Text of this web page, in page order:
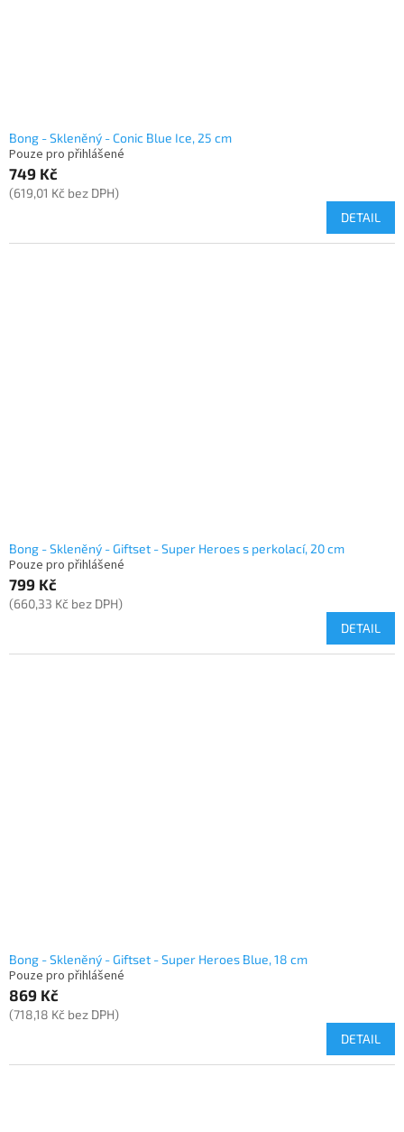
Bong - Skleněný - Conic Blue Ice, 25 cm
Pouze pro přihlášené
749 Kč
(619,01 Kč bez DPH)
DETAIL
Bong - Skleněný - Giftset - Super Heroes s perkolací, 20 cm
Pouze pro přihlášené
799 Kč
(660,33 Kč bez DPH)
DETAIL
Bong - Skleněný - Giftset - Super Heroes Blue, 18 cm
Pouze pro přihlášené
869 Kč
(718,18 Kč bez DPH)
DETAIL